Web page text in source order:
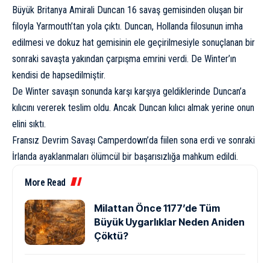
Büyük Britanya Amirali Duncan 16 savaş gemisinden oluşan bir
filoyla Yarmouth’tan yola çıktı. Duncan, Hollanda filosunun imha
edilmesi ve dokuz hat gemisinin ele geçirilmesiyle sonuçlanan bir
sonraki savaşta yakından çarpışma emrini verdi. De Winter’ın
kendisi de hapsedilmiştir.
De Winter savaşın sonunda karşı karşıya geldiklerinde Duncan’a
kılıcını vererek teslim oldu. Ancak Duncan kılıcı almak yerine onun
elini sıktı.
Fransız Devrim Savaşı Camperdown’da fiilen sona erdi ve sonraki
İrlanda ayaklanmaları ölümcül bir başarısızlığa mahkum edildi.
More Read
Milattan Önce 1177’de Tüm
Büyük Uygarlıklar Neden Aniden
Çöktü?